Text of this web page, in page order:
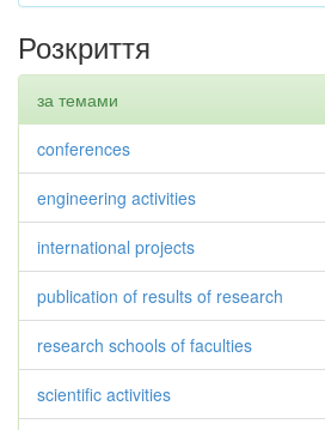
Розкриття
за темами
conferences
engineering activities
international projects
publication of results of research
research schools of faculties
scientific activities